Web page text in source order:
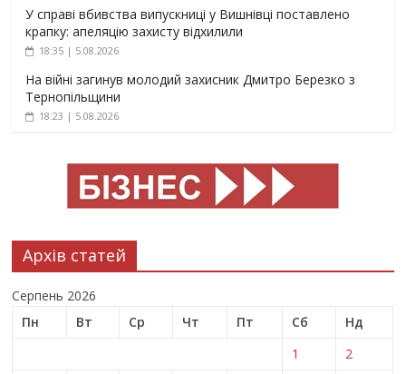
У справі вбивства випускниці у Вишнівці поставлено
крапку: апеляцію захисту відхилили
18:35 | 5.08.2026
На війні загинув молодий захисник Дмитро Березко з
Тернопільщини
18:23 | 5.08.2026
Архів статей
Серпень 2026
Пн
Вт Ср Чт Пт Сб
Нд
1
2